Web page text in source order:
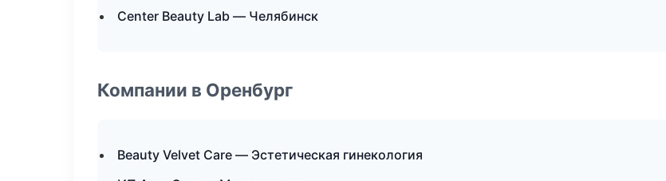
Center Beauty Lab — Челябинск
Компании в Оренбург
Beauty Velvet Care — Эстетическая гинекология